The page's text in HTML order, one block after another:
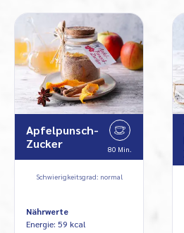
Apfelpunsch-
Zucker
80 Min.
Schwierigkeitsgrad: normal
Nährwerte
Energie: 59 kcal